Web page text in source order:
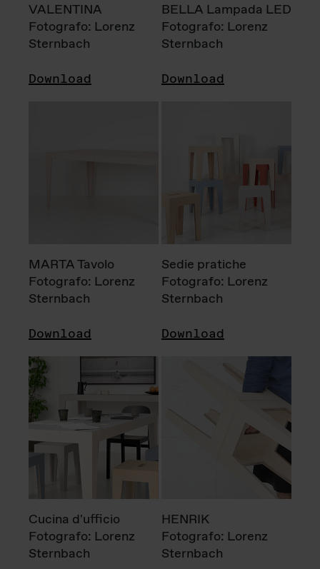
VALENTINA
Fotografo: Lorenz
Sternbach
Download
BELLA Lampada LED
Fotografo: Lorenz
Sternbach
Download
MARTA Tavolo
Fotografo: Lorenz
Sternbach
Download
Sedie pratiche
Fotografo: Lorenz
Sternbach
Download
Cucina d'ufficio
Fotografo: Lorenz
Sternbach
HENRIK
Fotografo: Lorenz
Sternbach